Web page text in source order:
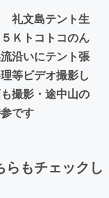
礼文島テント生
Ｋトコトコのん
沿いにテント張
ビデオ撮影し
撮影・途中山の
です
らもチェックし